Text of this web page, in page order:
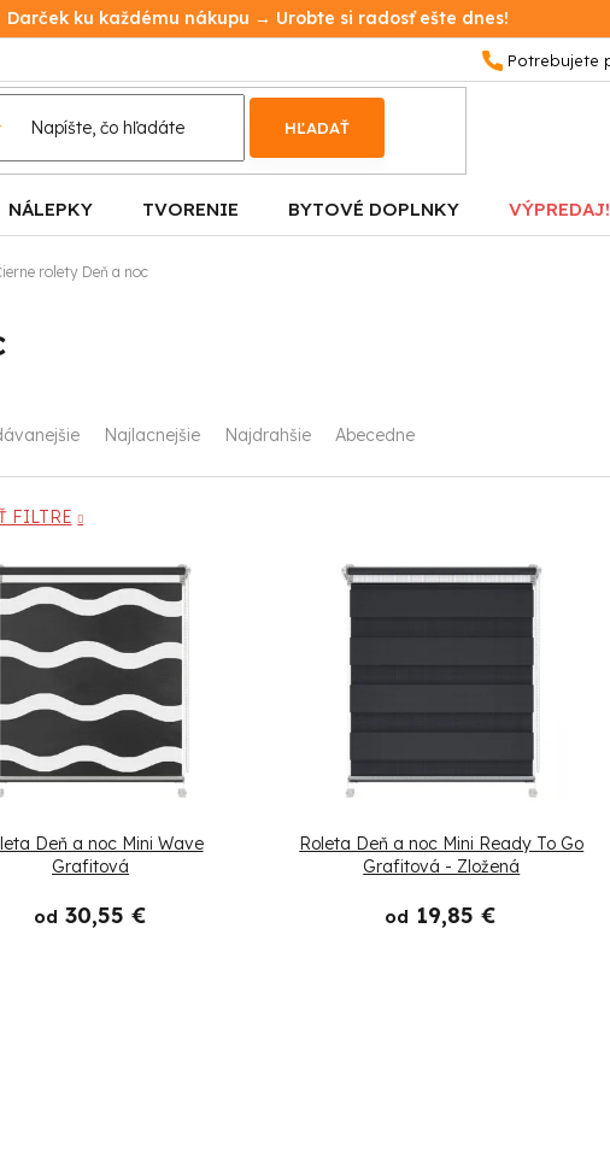
Darček ku každému nákupu → Urobte si radosť ešte dnes!
HĽADAŤ
NÁLEPKY TVORENIE BYTOVÉ DOPLNKY VÝPREDAJ!
rolety Deň a noc
Najlacnejšie Najdrahšie Abecedne
FILTRE
Deň a noc Mini Wave
Grafitová
od 30,55 €
Roleta Deň a noc Mini Ready To Go
Grafitová - Zložená
od 19,85 €